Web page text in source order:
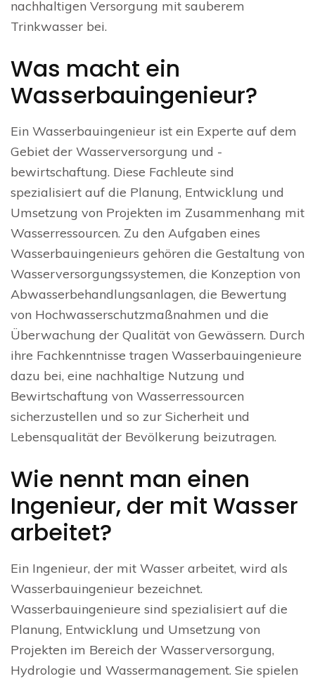
nachhaltigen Versorgung mit sauberem
Trinkwasser bei.
Was macht ein
Wasserbauingenieur?
Ein Wasserbauingenieur ist ein Experte auf dem
Gebiet der Wasserversorgung und -
bewirtschaftung. Diese Fachleute sind
spezialisiert auf die Planung, Entwicklung und
Umsetzung von Projekten im Zusammenhang mit
Wasserressourcen. Zu den Aufgaben eines
Wasserbauingenieurs gehören die Gestaltung von
Wasserversorgungssystemen, die Konzeption von
Abwasserbehandlungsanlagen, die Bewertung
von Hochwasserschutzmaßnahmen und die
Überwachung der Qualität von Gewässern. Durch
ihre Fachkenntnisse tragen Wasserbauingenieure
dazu bei, eine nachhaltige Nutzung und
Bewirtschaftung von Wasserressourcen
sicherzustellen und so zur Sicherheit und
Lebensqualität der Bevölkerung beizutragen.
Wie nennt man einen
Ingenieur, der mit Wasser
arbeitet?
Ein Ingenieur, der mit Wasser arbeitet, wird als
Wasserbauingenieur bezeichnet.
Wasserbauingenieure sind spezialisiert auf die
Planung, Entwicklung und Umsetzung von
Projekten im Bereich der Wasserversorgung,
Hydrologie und Wassermanagement. Sie spielen